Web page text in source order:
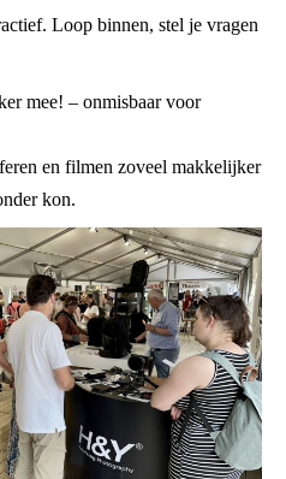
Loop binnen, stel je vragen
mee! – onmisbaar voor
en filmen zoveel makkelijker
kon.